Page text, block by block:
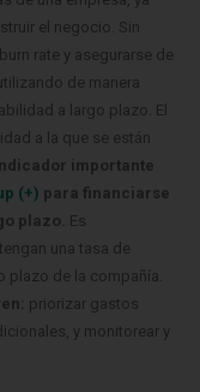
el negocio. Sin
rate y asegurarse de
de manera
a largo plazo. El
a la que se están
importante
(+) para financiarse
plazo. Es
una tasa de
plazo de la compañía.
priorizar gastos
y monitorear y